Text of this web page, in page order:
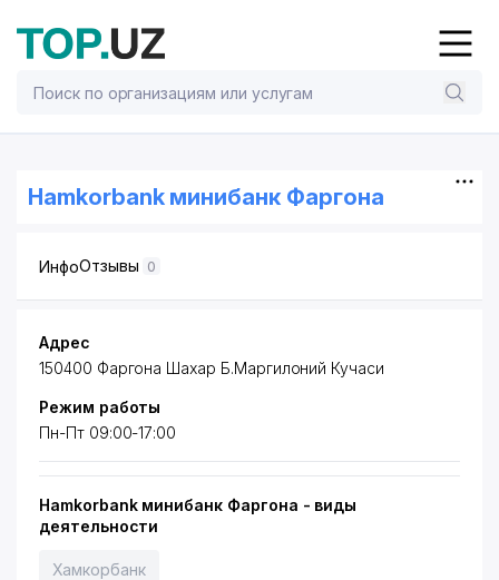
Hamkorbank минибанк Фаргона
ИнфоОтзывы 0
Адрес
150400 Фаргона Шахар Б.Маргилоний Кучаси
Режим работы
Пн-Пт 09:00-17:00
Hamkorbank минибанк Фаргона - виды
деятельности
Хамкорбанк